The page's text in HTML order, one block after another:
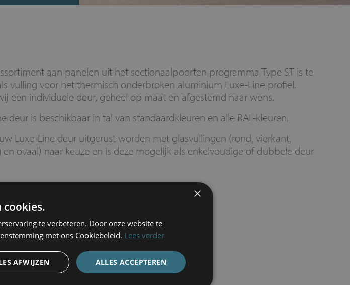
aan panelen uit het sectionaalpoorten programma Type ST is te
vulling voor het thermisch onderbroken aluminium Luxe-Line profiel.
een individuele deur, geheel op maat en afgestemd naar wens.
deur is beschikbaar in tal van standaardkleuren en alle RAL-kleuren.
Luxe-Line deur uitgerust worden met glasvullingen (rond, vierkant,
ovaal) naar keuze en is deze mogelijk als enkelvoudige of dubbele deur
×
cookies.
te verbeteren. Door onze website te
met ons Cookiebeleid. Lees verder
ALLES ACCEPTEREN
AFWIJZEN